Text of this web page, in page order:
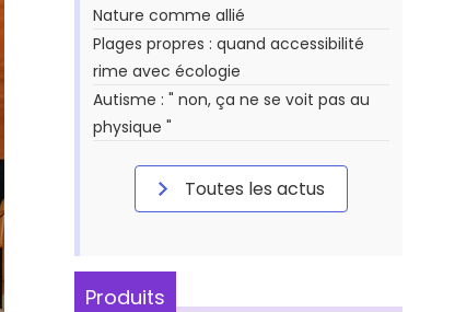
Nature comme allié
Plages propres : quand accessibilité
rime avec écologie
Autisme : " non, ça ne se voit pas au
physique "
Toutes les actus
Produits